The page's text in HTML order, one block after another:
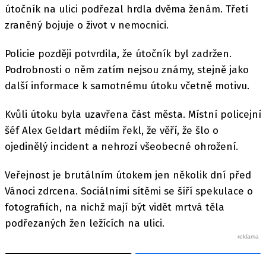
útočník na ulici podřezal hrdla dvěma ženám. Třetí
zraněný bojuje o život v nemocnici.
Policie později potvrdila, že útočník byl zadržen.
Podrobnosti o něm zatím nejsou známy, stejně jako
další informace k samotnému útoku včetně motivu.
Kvůli útoku byla uzavřena část města. Místní policejní
šéf Alex Geldart médiím řekl, že věří, že šlo o
ojedinělý incident a nehrozí všeobecné ohrožení.
Veřejnost je brutálním útokem jen několik dní před
Vánoci zdrcena. Sociálními sítěmi se šíří spekulace o
fotografiích, na nichž mají být vidět mrtvá těla
podřezaných žen ležících na ulici.